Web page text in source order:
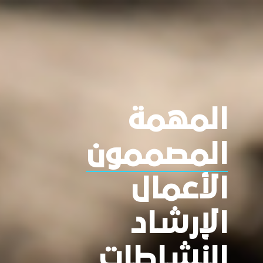
المهمة
المصممون
الأعمال
الإرشاد